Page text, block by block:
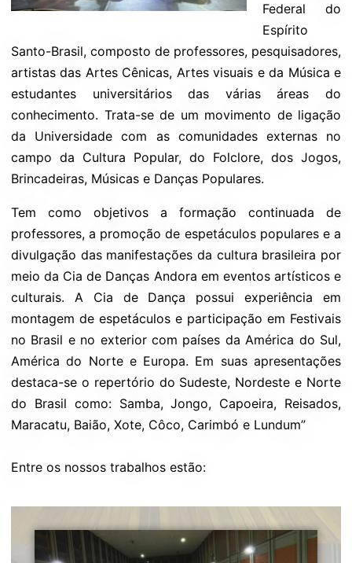
Federal do
Espírito
Santo-Brasil, composto de professores, pesquisadores,
artistas das Artes Cênicas, Artes visuais e da Música e
estudantes universitários das várias áreas do
conhecimento. Trata-se de um movimento de ligação
da Universidade com as comunidades externas no
campo da Cultura Popular, do Folclore, dos Jogos,
Brincadeiras, Músicas e Danças Populares.
Tem como objetivos a formação continuada de
professores, a promoção de espetáculos populares e a
divulgação das manifestações da cultura brasileira por
meio da Cia de Danças Andora em eventos artísticos e
culturais. A Cia de Dança possui experiência em
montagem de espetáculos e participação em Festivais
no Brasil e no exterior com países da América do Sul,
América do Norte e Europa. Em suas apresentações
destaca-se o repertório do Sudeste, Nordeste e Norte
do Brasil como: Samba, Jongo, Capoeira, Reisados,
Maracatu, Baião, Xote, Côco, Carimbó e Lundum”
Entre os nossos trabalhos estão: